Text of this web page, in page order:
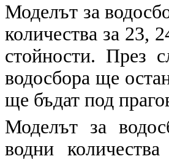
Моделът за
количества за 23,
стойности. През
водосбора ще
ще бъдат под
Моделът за
водни